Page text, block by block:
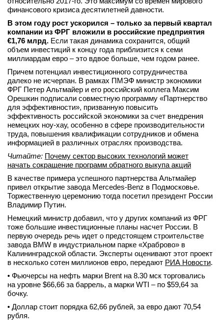
финансового кризиса десятилетней давности.
В этом году рост ускорился – только за первый квартал
компании из ФРГ вложили в российские предприятия
€1,76 млрд. Если такая динамика сохранится, общий
объем инвестиций к концу года приблизится к семи
миллиардам евро – это вдвое больше, чем годом ранее.
Причем потенциал инвестиционного сотрудничества
далеко не исчерпан. В рамках ПМЭФ министр экономики
ФРГ Петер Альтмайер и его российский коллега Максим
Орешкин подписали совместную программу «Партнерство
для эффективности», призванную повысить
эффективность российской экономики за счет внедрения
немецких ноу-хау, особенно в сфере производительности
труда, повышения квалификации сотрудников и обмена
информацией в различных отраслях производства.
Читайте: Почему сектор высоких технологий может
начать сокращение программ обратного выкупа акций
В качестве примера успешного партнерства Альтмайер
привел открытие завода Mercedes-Benz в Подмосковье.
Торжественную церемонию тогда посетил президент России
Владимир Путин.
Немецкий министр добавил, что у других компаний из ФРГ
тоже большие инвестиционные планы насчет России. В
первую очередь речь идет о предстоящем строительстве
завода BMW в индустриальном парке «Храброво» в
Калининградской области. Эксперты оценивают этот проект
в несколько сотен миллионов евро, передают РИА Новости.
• Фьючерсы на нефть марки Brent на 8.30 мск торговались
на уровне $66,66 за баррель, а марки WTI – по $59,64 за
бочку.
• Доллар стоит порядка 62,66 рублей, за евро дают 70,54
рубля.